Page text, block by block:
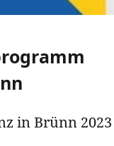
in Brünn 2023